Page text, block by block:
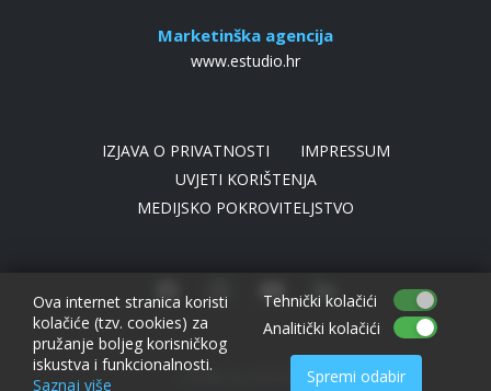
Marketinška agencija
www.estudio.hr
IZJAVA O PRIVATNOSTI
IMPRESSUM
UVJETI KORIŠTENJA
MEDIJSKO POKROVITELJSTVO
made by NIVAGO
Ova internet stranica koristi
kolačiće (tzv. cookies) za
pružanje boljeg korisničkog
iskustva i funkcionalnosti.
Saznaj više
Tehnički kolačići
Analitički kolačići
Spremi odabir